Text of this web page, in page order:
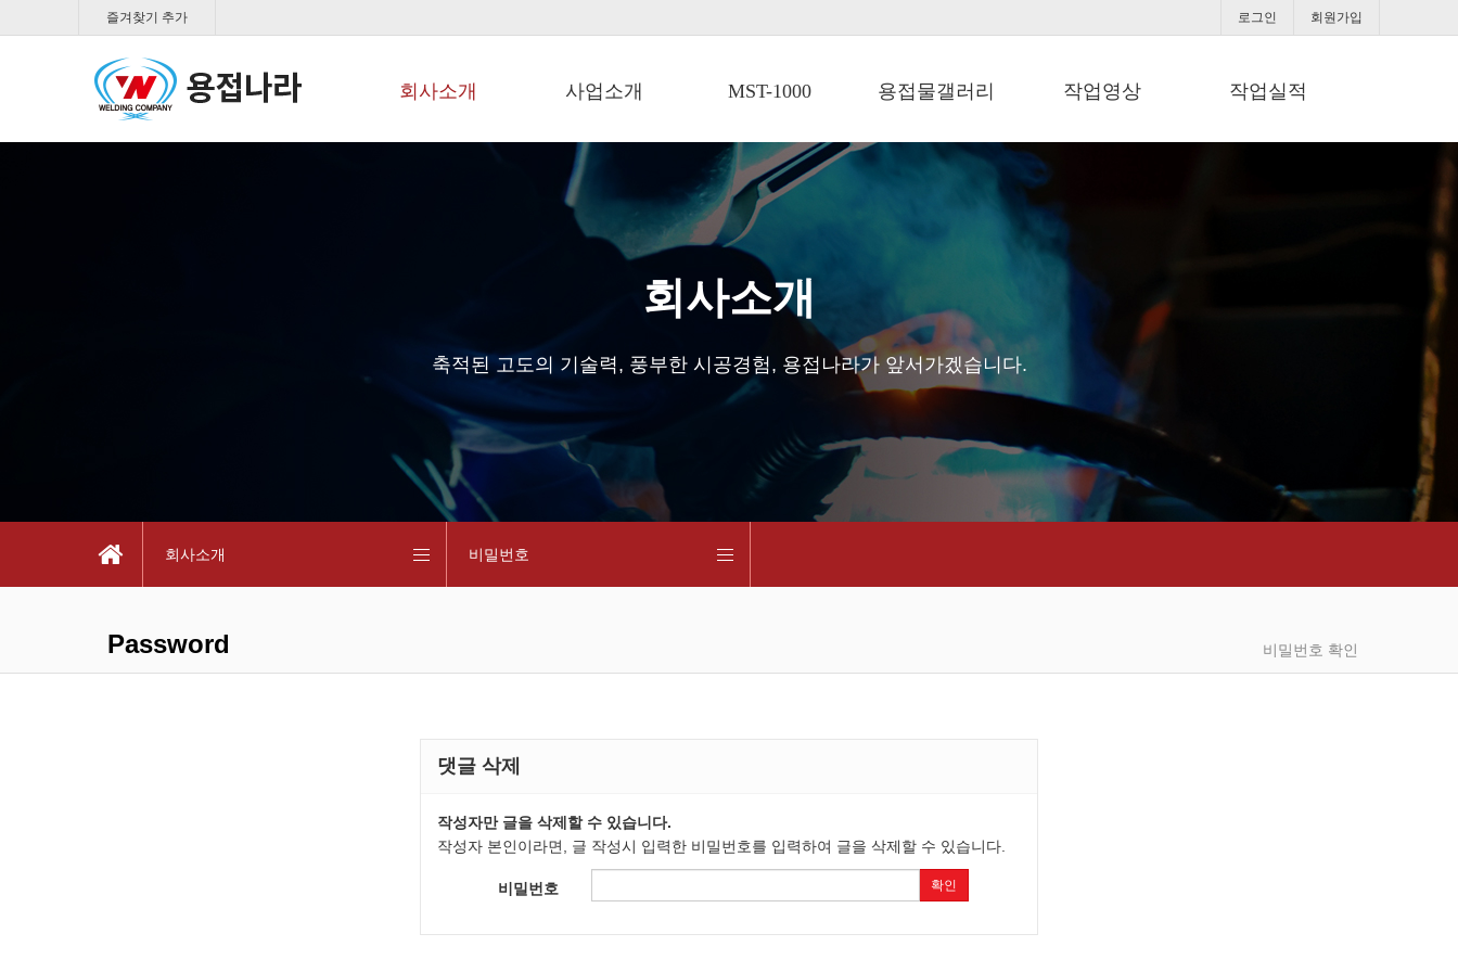
즐겨찾기 추가 로그인 회원가입
회사소개 사업소개 MST-1000 용접물갤러리 작업영상 작업실적
회사소개
축적된 고도의 기술력, 풍부한 시공경험, 용접나라가 앞서가겠습니다.
회사소개 비밀번호
Password 비밀번호 확인
댓글 삭제
작성자만 글을 삭제할 수 있습니다.
작성자 본인이라면, 글 작성시 입력한 비밀번호를 입력하여 글을 삭제할 수 있습니다.
비밀번호 확인